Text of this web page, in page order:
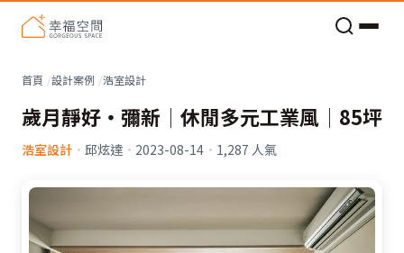
首頁 設計案例 浩室設計
歲月靜好‧彌新│休閒多元工業風│85坪
浩室設計 · 邱炫達 · 2023-08-14 · 1,287 人氣